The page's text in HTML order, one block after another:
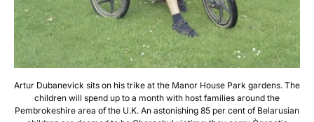
Artur Dubanevick sits on his trike at the Manor House Park gardens. The
children will spend up to a month with host families around the
Pembrokeshire area of the U.K. An astonishing 85 per cent of Belarusian